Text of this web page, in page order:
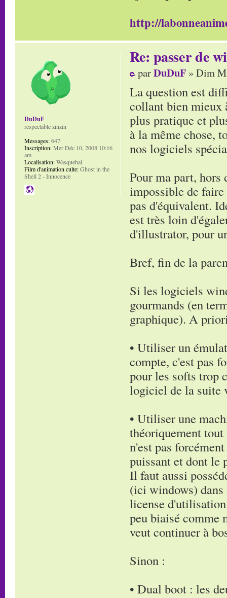
http://
Re: passer de
parDuDuF » Dim
La question est
collant bien mieux
plus pratique et
à la même chose,
nos logiciels
Pour ma part, hors
impossible de
pas d'équivalent.
est très loin
d'illustrator, pour
Bref, fin de la
Si les logiciels
gourmands (en
graphique). A
• Utiliser un
compte, c'est pas
pour les softs trop
logiciel de la suite
• Utiliser une
théoriquement
n'est pas
puissant et dont le
Il faut aussi
(ici windows)
license
peu biaisé comme
veut continuer à
Sinon :
• Dual boot : les
DuDuF
respectable zinzin
Messages:647
Inscription:Mer Déc 10, 2008 10:16
am
Localisation:Wasquehal
Film d'animation culte:Ghost in the
Shell 2 - Innocence